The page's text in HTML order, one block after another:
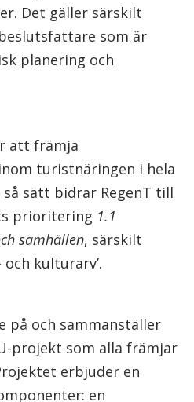
Det gäller särskilt
som är
planering och
att främja
turistnäringen i hela
så sätt bidrar RegenT till
prioritering 1.1
samhällen, särskilt
kulturarv’.
på och sammanställer
projekt som alla främjar
erbjuder en
en